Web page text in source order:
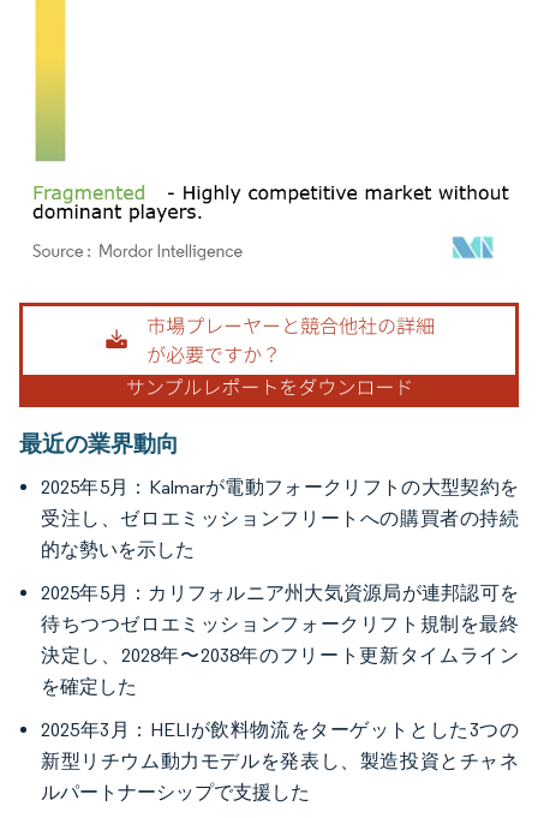
画像 © Mordor Intelligence。再利用にはCC BY 4.0の表示が必要です。
最近の業界動向
2025年5月：Kalmarが電動フォークリフトの大型契約を
受注し、ゼロエミッションフリートへの購買者の持続
的な勢いを示した
2025年5月：カリフォルニア州大気資源局が連邦認可を
待ちつつゼロエミッションフォークリフト規制を最終
決定し、2028年〜2038年のフリート更新タイムライン
を確定した
2025年3月：HELIが飲料物流をターゲットとした3つの
新型リチウム動力モデルを発表し、製造投資とチャネ
ルパートナーシップで支援した